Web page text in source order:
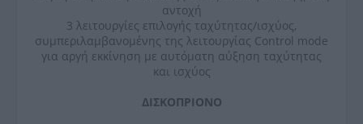
αντοχή
3 λειτουργίες επιλογής ταχύτητας/ισχύος,
συμπεριλαμβανομένης της λειτουργίας Control mode
για αργή εκκίνηση με αυτόματη αύξηση ταχύτητας
και ισχύος
ΔΙΣΚΟΠΡΙΟΝΟ